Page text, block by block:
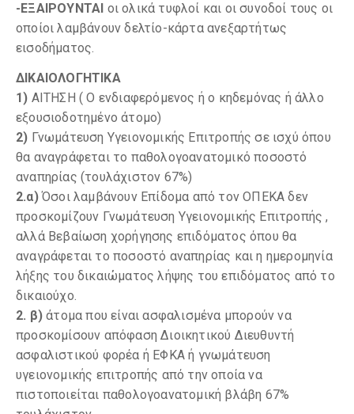
-ΕΞΑΙΡΟΥΝΤΑΙ οι ολικά τυφλοί και οι συνοδοί τους οι
οποίοι λαμβάνουν δελτίο-κάρτα ανεξαρτήτως
εισοδήματος.
ΔΙΚΑΙΟΛΟΓΗΤΙΚΑ
1) ΑΙΤΗΣΗ ( Ο ενδιαφερόμενος ή ο κηδεμόνας ή άλλο
εξουσιοδοτημένο άτομο)
2) Γνωμάτευση Υγειονομικής Επιτροπής σε ισχύ όπου
θα αναγράφεται το παθολογοανατομικό ποσοστό
αναπηρίας (τουλάχιστον 67%)
2.α)Όσοι λαμβάνουν Επίδομα από τον ΟΠΕΚΑ δεν
προσκομίζουν Γνωμάτευση Υγειονομικής Επιτροπής ,
αλλά Βεβαίωση χορήγησης επιδόματος όπου θα
αναγράφεται το ποσοστό αναπηρίας και η ημερομηνία
λήξης του δικαιώματος λήψης του επιδόματος από το
δικαιούχο.
2. β)άτομα που είναι ασφαλισμένα μπορούν να
προσκομίσουν απόφαση Διοικητικού Διευθυντή
ασφαλιστικού φορέα ή ΕΦΚΑ ή γνωμάτευση
υγειονομικής επιτροπής από την οποία να
πιστοποιείται παθολογοανατομική βλάβη 67%